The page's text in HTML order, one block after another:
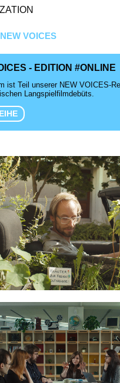
NEW VOICES
- EDITION #ONLINE
ist Teil unserer NEW VOICES-
Langspielfilmdebüts.